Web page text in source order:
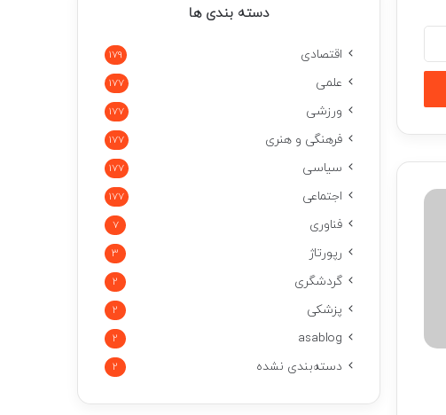
دسته بندی ها
اقتصادی 179
علمی 177
ورزشی 177
فرهنگی و هنری 177
سیاسی 177
اجتماعی 177
فناوری 7
رپورتاژ 3
گردشگری 2
پزشکی 2
asablog
2
دسته‌بندی نشده 2